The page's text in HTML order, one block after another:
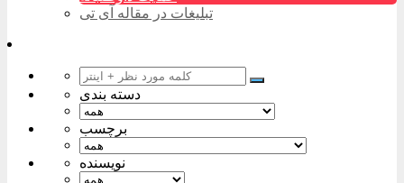
تبلیغات در مقاله آی تی
دسته بندی
برچسب
نویسنده